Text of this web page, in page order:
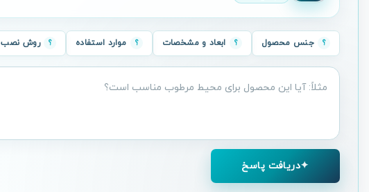
جنس محصول ابعاد و مشخصات موارد استفاده روش نصب
سؤال
درباره
دریافت پاسخ